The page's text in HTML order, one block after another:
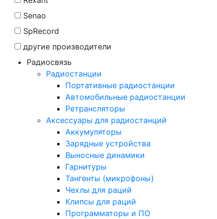
Senao
SpRecord
другие производители
Радиосвязь
Радиостанции
Портативные радиостанции
Автомобильные радиостанции
Ретрансляторы
Аксессуары для радиостанций
Аккумуляторы
Зарядные устройства
Выносные динамики
Гарнитуры
Тангенты (микрофоны)
Чехлы для раций
Клипсы для раций
Программаторы и ПО